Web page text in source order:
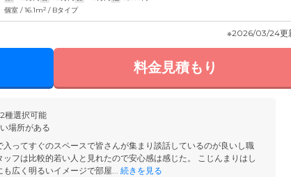
個室 / 16.1m2 / Bタイプ
※2026/03/24更
料金見積もり
種選択可能
場所がある
ってすぐのスペースで皆さんが集まり談話しているのが良いし職
ッフは比較的若い人と見れたので安心感は感じた。 こじんまりはし
広く明るいイメージで部屋... 続きを見る